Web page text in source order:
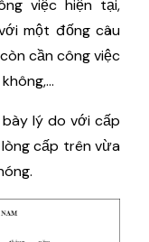
việc hiện tại,
một đống câu
cần công việc
lý do với cấp
cấp trên vừa